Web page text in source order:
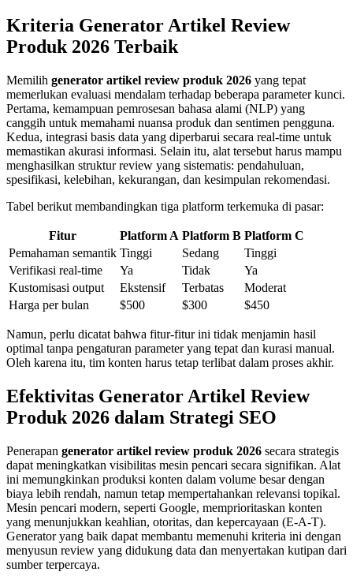
Kriteria Generator Artikel Review
Produk 2026 Terbaik
Memilih generator artikel review produk 2026 yang tepat
memerlukan evaluasi mendalam terhadap beberapa parameter kunci.
Pertama, kemampuan pemrosesan bahasa alami (NLP) yang
canggih untuk memahami nuansa produk dan sentimen pengguna.
Kedua, integrasi basis data yang diperbarui secara real-time untuk
memastikan akurasi informasi. Selain itu, alat tersebut harus mampu
menghasilkan struktur review yang sistematis: pendahuluan,
spesifikasi, kelebihan, kekurangan, dan kesimpulan rekomendasi.
Tabel berikut membandingkan tiga platform terkemuka di pasar:
Fitur Platform A Platform B Platform C
Pemahaman semantik Tinggi Sedang
Tinggi
Verifikasi real-time
Ya Tidak
Ya
Kustomisasi output
Ekstensif Terbatas
Moderat
Harga per bulan
$500 $300 $450
Namun, perlu dicatat bahwa fitur-fitur ini tidak menjamin hasil
optimal tanpa pengaturan parameter yang tepat dan kurasi manual.
Oleh karena itu, tim konten harus tetap terlibat dalam proses akhir.
Efektivitas Generator Artikel Review
Produk 2026 dalam Strategi SEO
Penerapan generator artikel review produk 2026 secara strategis
dapat meningkatkan visibilitas mesin pencari secara signifikan. Alat
ini memungkinkan produksi konten dalam volume besar dengan
biaya lebih rendah, namun tetap mempertahankan relevansi topikal.
Mesin pencari modern, seperti Google, memprioritaskan konten
yang menunjukkan keahlian, otoritas, dan kepercayaan (E-A-T).
Generator yang baik dapat membantu memenuhi kriteria ini dengan
menyusun review yang didukung data dan menyertakan kutipan dari
sumber terpercaya.